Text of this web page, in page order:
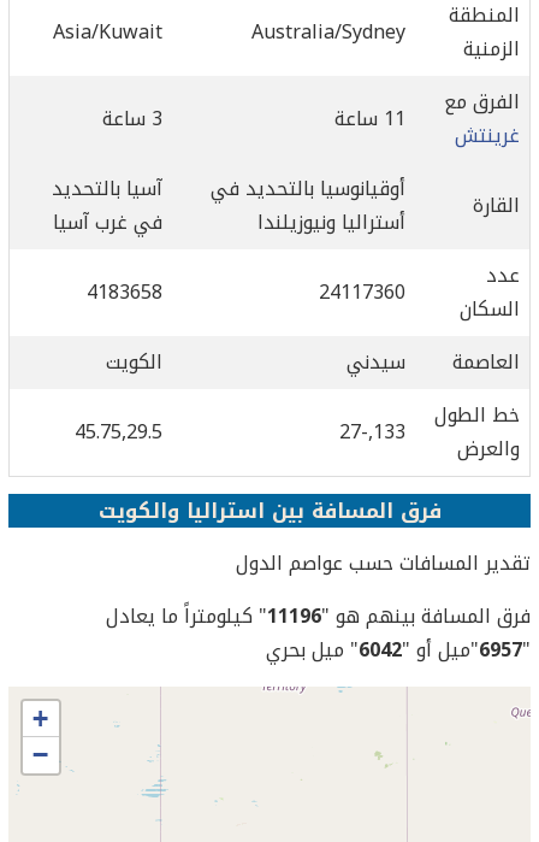
المنطقة
الزمنية
Australia/Sydney
Asia/Kuwait
الفرق مع
غرينتش
11 ساعة 3 ساعة
القارة
أوقيانوسيا بالتحديد في
أستراليا ونيوزيلندا
آسيا بالتحديد
في غرب آسيا
عدد
السكان
24117360
4183658
العاصمة
سيدني
الكويت
خط الطول
والعرض
133,-27
45.75,29.5
فرق المسافة بين استراليا والكويت
تقدير المسافات حسب عواصم الدول
فرق المسافة بينهم هو "11196" كيلومتراً ما يعادل
"
6957"ميل أو "6042" ميل بحري
+
−